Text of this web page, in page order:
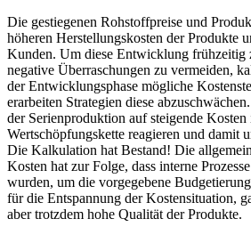
Die gestiegenen Rohstoffpreise und
höheren Herstellungskosten der Produkte
Kunden. Um diese Entwicklung frühzeitig
negative Überraschungen zu vermeiden,
der Entwicklungsphase mögliche
erarbeiten Strategien diese
der Serienproduktion auf steigende Kosten
Wertschöpfungskette reagieren und damit
Die Kalkulation hat Bestand! Die
Kosten hat zur Folge, dass interne
wurden, um die vorgegebene
für die Entspannung der Kostensituation,
aber trotzdem hohe Qualität der Produkte.